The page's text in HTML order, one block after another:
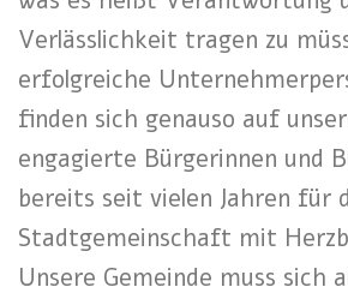
Verlässlichkeit tragen zu
erfolgreiche
finden sich genauso auf
engagierte Bürgerinnen und
bereits seit vielen Jahren für
Stadtgemeinschaft mit
Unsere Gemeinde muss sich